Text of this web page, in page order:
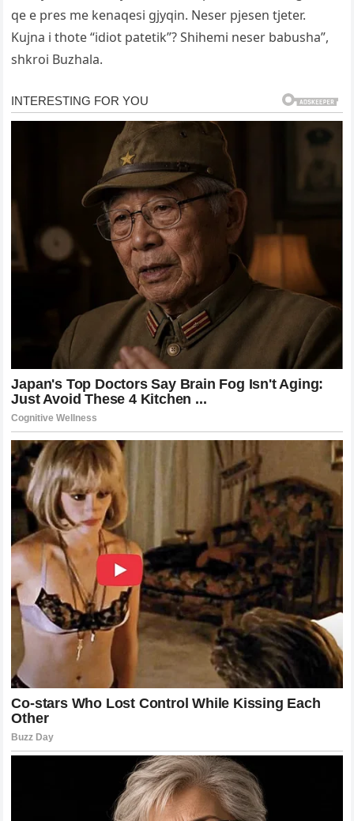
qe e pres me kenaqesi gjyqin. Neser pjesen tjeter.
Kujna i thote “idiot patetik”? Shihemi neser babusha”,
shkroi Buzhala.